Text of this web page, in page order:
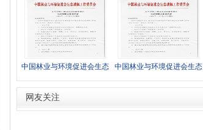
中国林业与环境促进会生态
城镇工作委员会2019年工作
会议通知
中国林业与环境促进会生态
城镇工作委员会2019年工作
网友关注